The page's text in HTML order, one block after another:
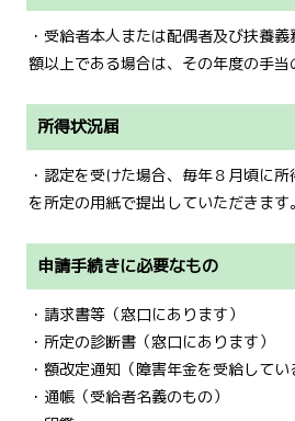
・受給者本人または配偶者及び扶養
額以上である場合は、その年度の手当
所得状況届
・認定を受けた場合、毎年８月頃に
を所定の用紙で提出していただきます。
申請手続きに必要なもの
・請求書等（窓口にあります）
・所定の診断書（窓口にあります）
・額改定通知（障害年金を受給してい
・通帳（受給者名義のもの）